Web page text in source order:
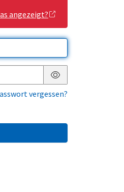
angezeigt?
Passwort anzeigen
vergessen?